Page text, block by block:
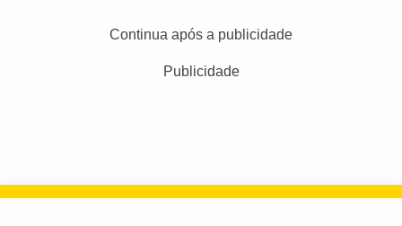
Continua após a publicidade
Publicidade